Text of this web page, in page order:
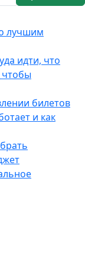
лучшим
идти, что
чтобы
билетов
и как